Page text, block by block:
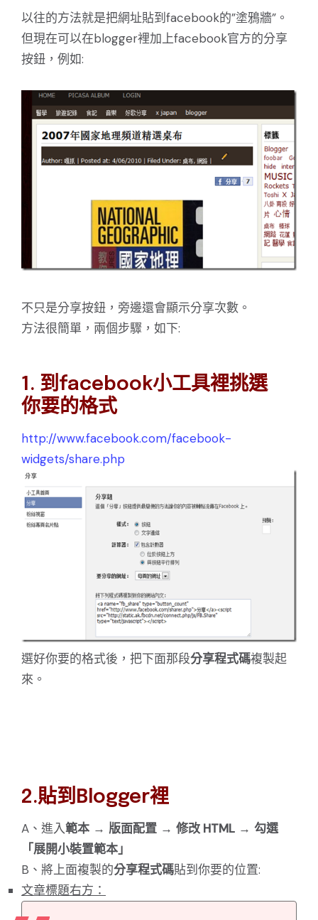
以往的方法就是把網址貼到facebook的”塗鴉牆”。
但現在可以在blogger裡加上facebook官方的分享
按鈕，例如:
不只是分享按鈕，旁邊還會顯示分享次數。
方法很簡單，兩個步驟，如下:
1. 到facebook小工具裡挑選
你要的格式
http://www.facebook.com/facebook-
widgets/share.php
選好你要的格式後，把下面那段分享程式碼複製起
來。
2.貼到Blogger裡
A、進入範本 → 版面配置 → 修改 HTML → 勾選
「展開小裝置範本」
B、將上面複製的分享程式碼貼到你要的位置:
文章標題右方：